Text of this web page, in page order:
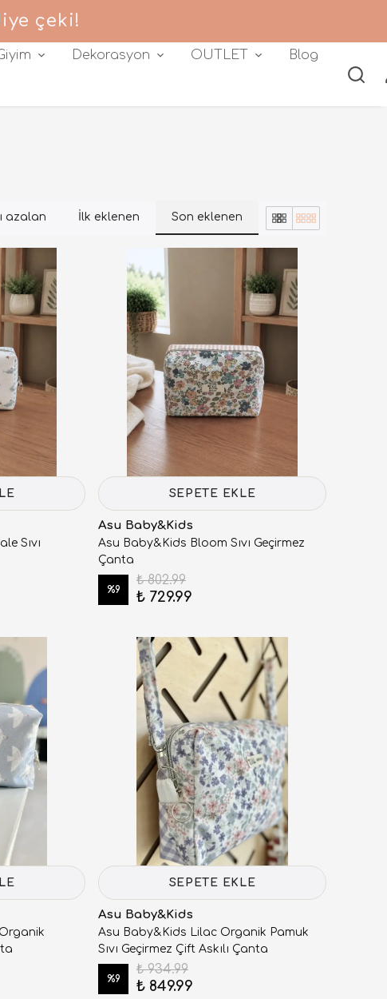
çeki!
Dekorasyon OUTLET Blog
azalan İlk eklenen Son eklenen
Sıvı
SEPETE EKLE
Asu Baby&Kids
Asu Baby&Kids Bloom Sıvı Geçirmez
Çanta
%9
₺ 802.99
₺ 729.99
SEPETE EKLE
Asu Baby&Kids
Asu Baby&Kids Lilac Organik Pamuk
Sıvı Geçirmez Çift Askılı Çanta
%9
₺ 934.99
₺ 849.99